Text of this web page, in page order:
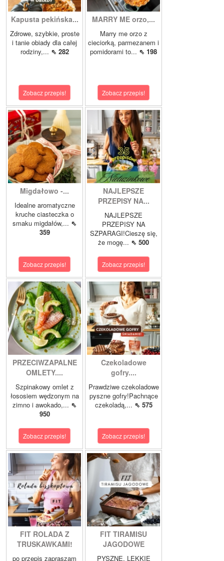
Kapusta pekińska...
Zdrowe, szybkie, proste
i tanie obiady dla całej
rodziny,... ⇖ 282
Zobacz przepis!
MARRY ME orzo,...
Marry me orzo z
cieciorką, parmezanem i
pomidorami to... ⇖ 198
Zobacz przepis!
Migdałowo -...
Idealne aromatyczne
kruche ciasteczka o
smaku migdałów,... ⇖
359
Zobacz przepis!
NAJLEPSZE
PRZEPISY NA...
NAJLEPSZE
PRZEPISY NA
SZPARAGI!Cieszę się,
że mogę... ⇖ 500
Zobacz przepis!
PRZECIWZAPALNE
OMLETY....
Szpinakowy omlet z
łososiem wędzonym na
zimno i awokado,... ⇖
950
Zobacz przepis!
Czekoladowe
gofry....
Prawdziwe czekoladowe
pyszne gofry!Pachnące
czekoladą,... ⇖ 575
Zobacz przepis!
FIT ROLADA Z
TRUSKAWKAMI!
po przepis zapraszam
FIT TIRAMISU
JAGODOWE
PYSZNE, LEKKIE